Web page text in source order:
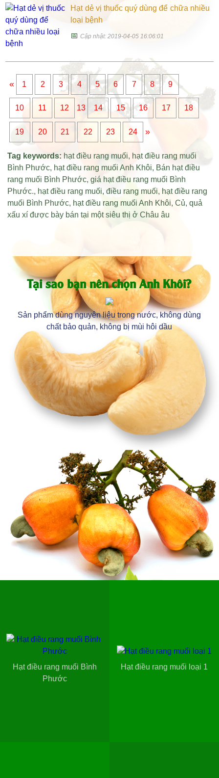
Hạt dẻ vị thuốc quý dùng để chữa nhiều
loại bệnh
📅Cập nhật: 2019-04-05 16:06:01
« 1 2 3 4 5 6 7 8 9
10 11 12 13 14 15 16 17 18
19 20 21 22 23 24 »
Tag keywords: hạt điều rang muối, hạt điều rang muối
Bình Phước, hạt điều rang muối Anh Khôi, Bán hạt điều
rang muối Bình Phước,giá hạt điều rang muối Bình
Phước., hạt điều rang muối,điều rang muối, hạt điều rang
muối Bình Phước, hạt điều rang muối Anh Khôi,Củ,quả
xấu xí được bày bán tại một siêu thị ở Châu âu
Tại sao bạn nên chọn Anh Khôi?
Sản phẩm dùng nguyên liệu trong nước, không dùng
chất bảo quản, không bị mùi hôi dầu
Hạt điều rang muối Bình
Phước
Hạt điều rang muối loại 1